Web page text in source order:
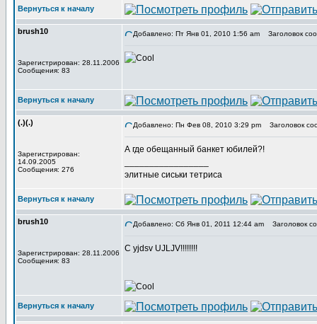
Вернуться к началу
brush10
Зарегистрирован: 28.11.2006
Сообщения: 83
Добавлено: Пт Янв 01, 2010 1:56 am Заголовок
Вернуться к началу
(.)(.)
Зарегистрирован:
14.09.2005
Сообщения: 276
Добавлено: Пн Фев 08, 2010 3:29 pm Заголовок
А где обещанный банкет юбилей?!
элитные сиськи тетриса
Вернуться к началу
brush10
Зарегистрирован: 28.11.2006
Сообщения: 83
Добавлено: Сб Янв 01, 2011 12:44 am Заголовок
C yjdsv UJLJV!!!!!!!!
Вернуться к началу